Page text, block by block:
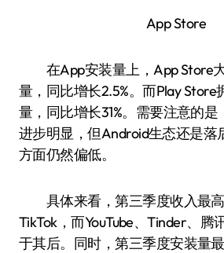
App Store
在App安装量上，App Store
量，同比增长2.5%。而Play Store
量，同比增长31%。需要注意的是
进步明显，但Android生态还是落
方面仍然偏低。
具体来看，第三季度收入最高
TikTok，而YouTube、Tinder、腾
于其后。同时，第三季度安装量